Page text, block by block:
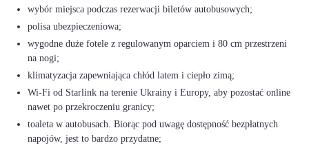
wybór miejsca podczas rezerwacji biletów autobusowych;
polisa ubezpieczeniowa;
wygodne duże fotele z regulowanym oparciem i 80 cm przestrzeni
na nogi;
klimatyzacja zapewniająca chłód latem i ciepło zimą;
Wi-Fi od Starlink na terenie Ukrainy i Europy, aby pozostać online
nawet po przekroczeniu granicy;
toaleta w autobusach. Biorąc pod uwagę dostępność bezpłatnych
napojów, jest to bardzo przydatne;